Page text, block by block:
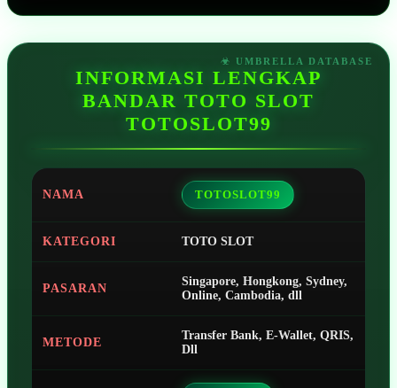
INFORMASI LENGKAP
BANDAR TOTO SLOT
TOTOSLOT99
NAMA TOTOSLOT99
KATEGORI TOTO SLOT
PASARAN
Singapore, Hongkong, Sydney,
Online, Cambodia, dll
METODE
Transfer Bank, E-Wallet, QRIS,
Dll